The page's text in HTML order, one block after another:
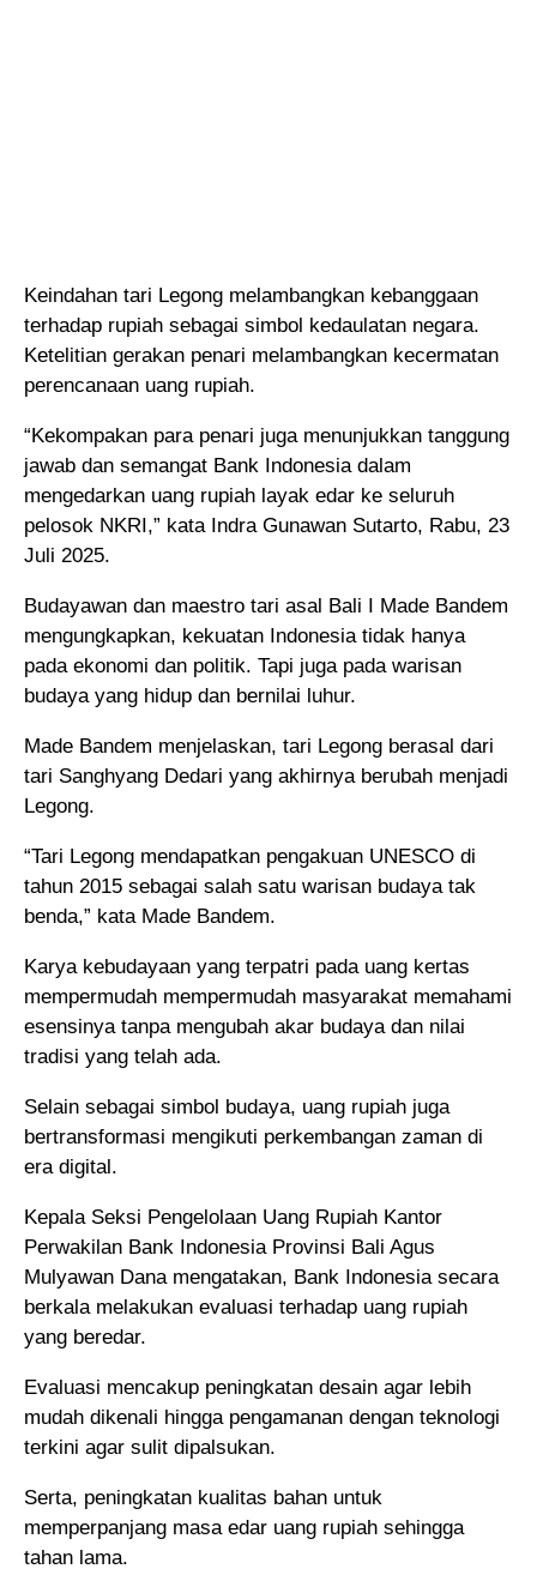
Keindahan tari Legong melambangkan kebanggaan
terhadap rupiah sebagai simbol kedaulatan negara.
Ketelitian gerakan penari melambangkan kecermatan
perencanaan uang rupiah.
“Kekompakan para penari juga menunjukkan tanggung
jawab dan semangat Bank Indonesia dalam
mengedarkan uang rupiah layak edar ke seluruh
pelosok NKRI,” kata Indra Gunawan Sutarto, Rabu, 23
Juli 2025.
Budayawan dan maestro tari asal Bali I Made Bandem
mengungkapkan, kekuatan Indonesia tidak hanya
pada ekonomi dan politik. Tapi juga pada warisan
budaya yang hidup dan bernilai luhur.
Made Bandem menjelaskan, tari Legong berasal dari
tari Sanghyang Dedari yang akhirnya berubah menjadi
Legong.
“Tari Legong mendapatkan pengakuan UNESCO di
tahun 2015 sebagai salah satu warisan budaya tak
benda,” kata Made Bandem.
Karya kebudayaan yang terpatri pada uang kertas
mempermudah mempermudah masyarakat memahami
esensinya tanpa mengubah akar budaya dan nilai
tradisi yang telah ada.
Selain sebagai simbol budaya, uang rupiah juga
bertransformasi mengikuti perkembangan zaman di
era digital.
Kepala Seksi Pengelolaan Uang Rupiah Kantor
Perwakilan Bank Indonesia Provinsi Bali Agus
Mulyawan Dana mengatakan, Bank Indonesia secara
berkala melakukan evaluasi terhadap uang rupiah
yang beredar.
Evaluasi mencakup peningkatan desain agar lebih
mudah dikenali hingga pengamanan dengan teknologi
terkini agar sulit dipalsukan.
Serta, peningkatan kualitas bahan untuk
memperpanjang masa edar uang rupiah sehingga
tahan lama.